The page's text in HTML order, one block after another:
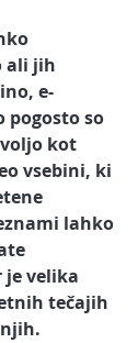
ali jih
e-
pogosto so
kot
vsebini, ki
lahko
je velika
tečajih